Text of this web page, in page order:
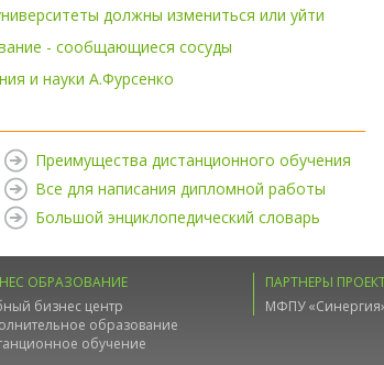
должны измениться или уйти
- сообщающиеся сосуды
и науки А.Фурсенко
Преимущества дистанционного обучения
Все для написания дипломной работы
Большой энциклопедический словарь
ОБРАЗОВАНИЕ
бизнес центр
образование
обучение
ПАРТНЕРЫ
МФПУ